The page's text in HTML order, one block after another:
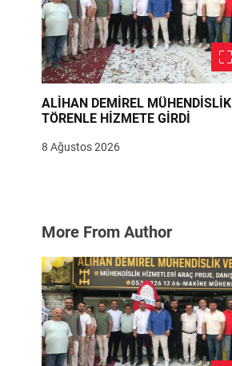
ALİHAN DEMİREL MÜHENDİSLİK
TÖRENLE HİZMETE GİRDİ
8 Ağustos 2026
More From Author